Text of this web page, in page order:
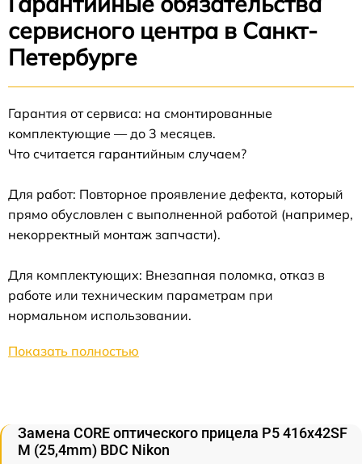
сервисного центра в Санкт-
Петербурге
Гарантия от сервиса: на смонтированные
комплектующие — до 3 месяцев.
Что считается гарантийным случаем?
Для работ: Повторное проявление дефекта, который
прямо обусловлен с выполненной работой (например,
некорректный монтаж запчасти).
Для комплектующих: Внезапная поломка, отказ в
работе или техническим параметрам при
нормальном использовании.
Показать полностью
Замена CORE оптического прицела P5 416x42SF
M (25,4mm) BDC Nikon